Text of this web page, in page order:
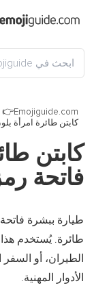
Emojiguide.com
كابتن طائرة امرأة
كابتن
فاتحة
طيارة ببشرة
طائرة. يُستخدم
الطيران، أو
الأدوار المهنية.